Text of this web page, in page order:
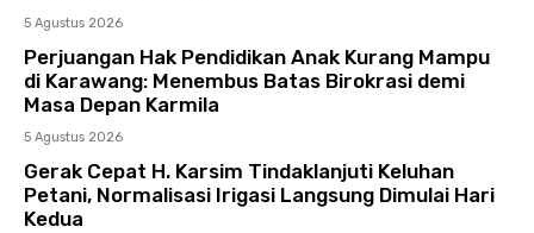
5 Agustus 2026
Perjuangan Hak Pendidikan Anak Kurang Mampu
di Karawang: Menembus Batas Birokrasi demi
Masa Depan Karmila
5 Agustus 2026
Gerak Cepat H. Karsim Tindaklanjuti Keluhan
Petani, Normalisasi Irigasi Langsung Dimulai Hari
Kedua